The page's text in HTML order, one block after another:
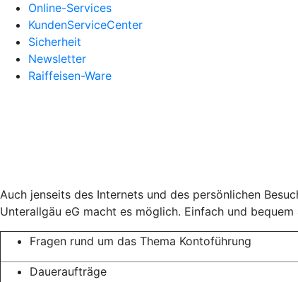
Online-Services
KundenServiceCenter
Sicherheit
Newsletter
Raiffeisen-Ware
Auch jenseits des Internets und des persönlichen
Unterallgäu eG macht es möglich. Einfach und
Fragen rund um das Thema Kontoführung
Daueraufträge